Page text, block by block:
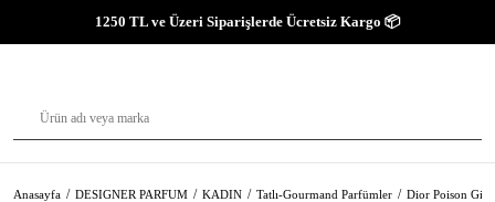
1250 TL ve Üzeri Siparişlerde Ücretsiz Kargo 📦
Anasayfa DESIGNER PARFUM KADIN Tatlı-Gourmand Parfümler Dior Poison Girl